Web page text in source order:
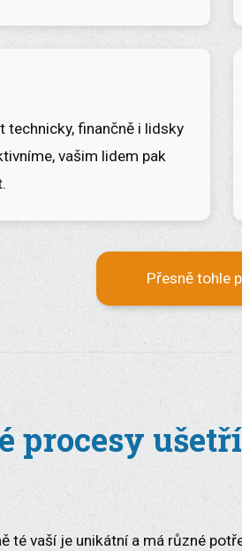
technicky, finančně i lidsky
vašim lidem pak
Přesně tohle
procesy
té vaší je unikátní a má různé